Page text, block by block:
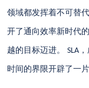
领域都发挥着不可替
开了通向效率新时代
越的目标迈进。SLA
时间的界限开辟了一